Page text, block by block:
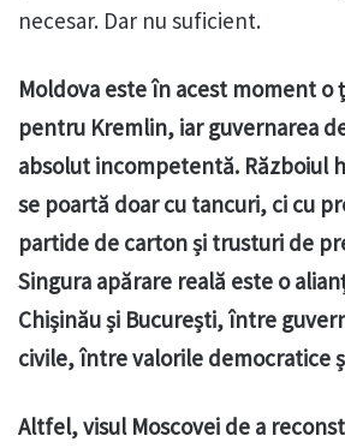
necesar. Dar nu suficient.
Moldova este în acest moment o
pentru Kremlin, iar guvernarea
absolut incompetentă. Războiul
se poartă doar cu tancuri, ci cu
partide de carton și trusturi de
Singura apărare reală este o
Chișinău și București, între
civile, între valorile democratice
Altfel,visul Moscovei de a